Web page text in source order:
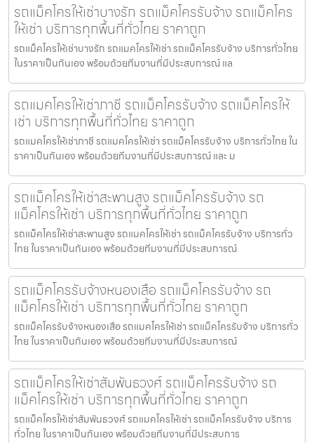
รถแม็คโครให้เช่าบางรัก รถแม็คโครรับจ้าง รถแม็คโคร
ให้เช่า บริการทุกพื้นที่ทั่วไทย ราคาถูก
รถแม็คโครให้เช่าบางรัก รถแมคโครให้เช่า รถแม็คโครรับจ้าง บริการทั่วไทย
ในราคาเป็นกันเอง พร้อมด้วยทีมงานที่มีประสบการณ์ แล
รถแมคโครให้เช่าภาชี รถแม็คโครรับจ้าง รถแม็คโครให้
เช่า บริการทุกพื้นที่ทั่วไทย ราคาถูก
รถแมคโครให้เช่าภาชี รถแมคโครให้เช่า รถแม็คโครรับจ้าง บริการทั่วไทย ใน
ราคาเป็นกันเอง พร้อมด้วยทีมงานที่มีประสบการณ์ และ ม
รถแม็คโครให้เช่าสะพานสูง รถแม็คโครรับจ้าง รถ
แม็คโครให้เช่า บริการทุกพื้นที่ทั่วไทย ราคาถูก
รถแม็คโครให้เช่าสะพานสูง รถแมคโครให้เช่า รถแม็คโครรับจ้าง บริการทั่ว
ไทย ในราคาเป็นกันเอง พร้อมด้วยทีมงานที่มีประสบการณ์
รถแม็คโครรับจ้างหนองเสือ รถแม็คโครรับจ้าง รถ
แม็คโครให้เช่า บริการทุกพื้นที่ทั่วไทย ราคาถูก
รถแม็คโครรับจ้างหนองเสือ รถแมคโครให้เช่า รถแม็คโครรับจ้าง บริการทั่ว
ไทย ในราคาเป็นกันเอง พร้อมด้วยทีมงานที่มีประสบการณ์
รถแม็คโครให้เช่าสัมพันธวงศ์ รถแม็คโครรับจ้าง รถ
แม็คโครให้เช่า บริการทุกพื้นที่ทั่วไทย ราคาถูก
รถแม็คโครให้เช่าสัมพันธวงศ์ รถแมคโครให้เช่า รถแม็คโครรับจ้าง บริการ
ทั่วไทย ในราคาเป็นกันเอง พร้อมด้วยทีมงานที่มีประสบการ